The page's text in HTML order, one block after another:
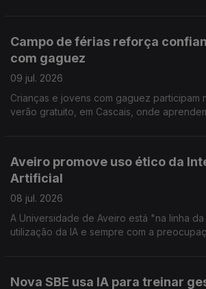
Campo de férias reforça
com gaguez
09 jul. 2026
Crianças e jovens com gaguez participam
verão gratuito, em Cascais, onde
Aveiro promove uso ético da
Artificial
08 jul. 2026
A Universidade de Aveiro está "na linha
utilização da IA e sempre com a
Nova SBE usa IA para treinar